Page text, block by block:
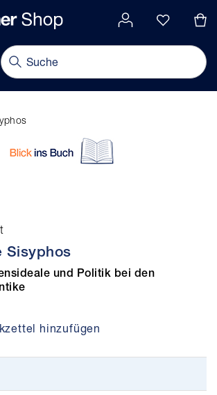
Sisyphos
und Politik bei den
hinzufügen